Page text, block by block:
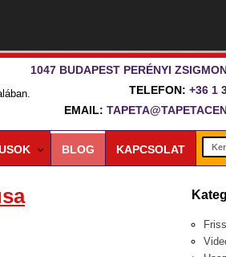
1047 BUDAPEST PERÉNYI
TELEFON: +36 1
EMAIL:
BLOG KAPCSOLAT